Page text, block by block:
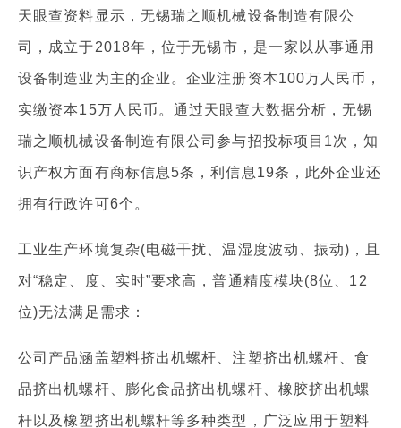
天眼查资料显示，无锡瑞之顺机械设备制造有限公
司，成立于2018年，位于无锡市，是一家以从事通用
设备制造业为主的企业。企业注册资本100万人民币，
实缴资本15万人民币。通过天眼查大数据分析，无锡
瑞之顺机械设备制造有限公司参与招投标项目1次，知
识产权方面有商标信息5条，利信息19条，此外企业还
拥有行政许可6个。
工业生产环境复杂(电磁干扰、温湿度波动、振动)，且
对“稳定、度、实时”要求高，普通精度模块(8位、12
位)无法满足需求：
公司产品涵盖塑料挤出机螺杆、注塑挤出机螺杆、食
品挤出机螺杆、膨化食品挤出机螺杆、橡胶挤出机螺
杆以及橡塑挤出机螺杆等多种类型，广泛应用于塑料